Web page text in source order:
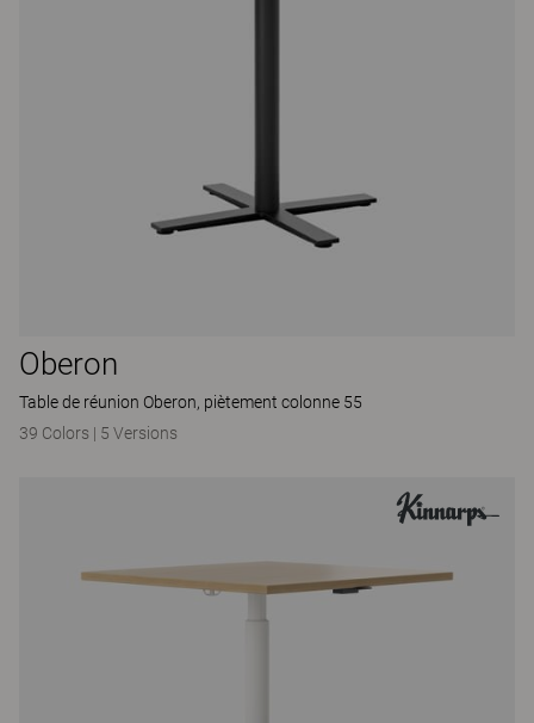
Oberon
Table de réunion Oberon, piètement colonne 55
39 Colors | 5 Versions